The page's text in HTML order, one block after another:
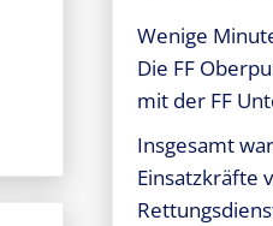
Wenige
Die FF
mit der FF
Insgesamt
Einsatzkräfte